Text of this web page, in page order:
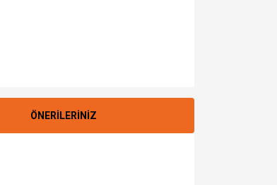
ÖNERİLERİNİZ